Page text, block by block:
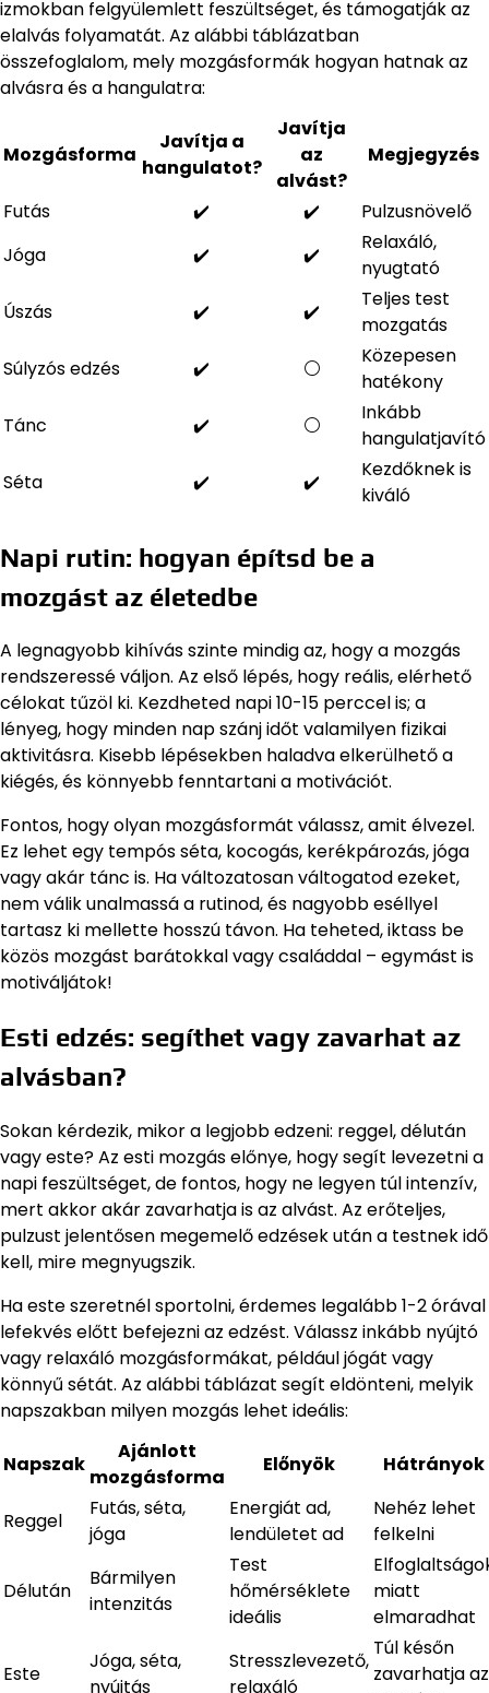
izmokban felgyülemlett feszültséget, és támogatják az
elalvás folyamatát. Az alábbi táblázatban
összefoglalom, mely mozgásformák hogyan hatnak az
alvásra és a hangulatra:
Mozgásforma
Javítja a
hangulatot?
Javítja
az
alvást?
Megjegyzés
Futás ✔️ ✔️
Pulzusnövelő
Jóga
✔️ ✔️
Relaxáló,
nyugtató
Úszás
✔️ ✔️
Teljes test
mozgatás
Súlyzós edzés
✔️ ⚪️
Közepesen
hatékony
Tánc
✔️ ⚪️
Inkább
hangulatjavító
Séta
✔️ ✔️
Kezdőknek is
kiváló
Napi rutin: hogyan építsd be a
mozgást az életedbe
A legnagyobb kihívás szinte mindig az, hogy a mozgás
rendszeressé váljon. Az első lépés, hogy reális, elérhető
célokat tűzöl ki. Kezdheted napi 10-15 perccel is; a
lényeg, hogy minden nap szánj időt valamilyen fizikai
aktivitásra. Kisebb lépésekben haladva elkerülhető a
kiégés, és könnyebb fenntartani a motivációt.
Fontos, hogy olyan mozgásformát válassz, amit élvezel.
Ez lehet egy tempós séta, kocogás, kerékpározás, jóga
vagy akár tánc is. Ha változatosan váltogatod ezeket,
nem válik unalmassá a rutinod, és nagyobb eséllyel
tartasz ki mellette hosszú távon. Ha teheted, iktass be
közös mozgást barátokkal vagy családdal – egymást is
motiváljátok!
Esti edzés: segíthet vagy zavarhat az
alvásban?
Sokan kérdezik, mikor a legjobb edzeni: reggel, délután
vagy este? Az esti mozgás előnye, hogy segít levezetni a
napi feszültséget, de fontos, hogy ne legyen túl intenzív,
mert akkor akár zavarhatja is az alvást. Az erőteljes,
pulzust jelentősen megemelő edzések után a testnek idő
kell, mire megnyugszik.
Ha este szeretnél sportolni, érdemes legalább 1-2 órával
lefekvés előtt befejezni az edzést. Válassz inkább nyújtó
vagy relaxáló mozgásformákat, például jógát vagy
könnyű sétát. Az alábbi táblázat segít eldönteni, melyik
napszakban milyen mozgás lehet ideális:
Napszak
Ajánlott
mozgásforma
Előnyök Hátrányok
Reggel
Futás, séta,
jóga
Energiát ad,
lendületet ad
Nehéz lehet
felkelni
Délután
Bármilyen
intenzitás
Test
hőmérséklete
ideális
miatt
elmaradhat
Este
Jóga, séta,
nyújtás
Stresszlevezető,
relaxáló
Túl későn
zavarhatja az